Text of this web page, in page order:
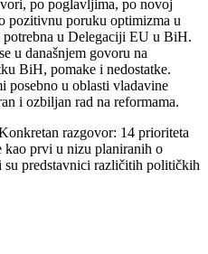
po poglavljima, po novoj
pozitivnu poruku optimizma u
potrebna u Delegaciji EU u BiH.
u današnjem govoru na
BiH, pomake i nedostatke.
posebno u oblasti vladavine
i ozbiljan rad na reformama.
razgovor: 14 prioriteta
kao prvi u nizu planiranih o
su predstavnici različitih političkih